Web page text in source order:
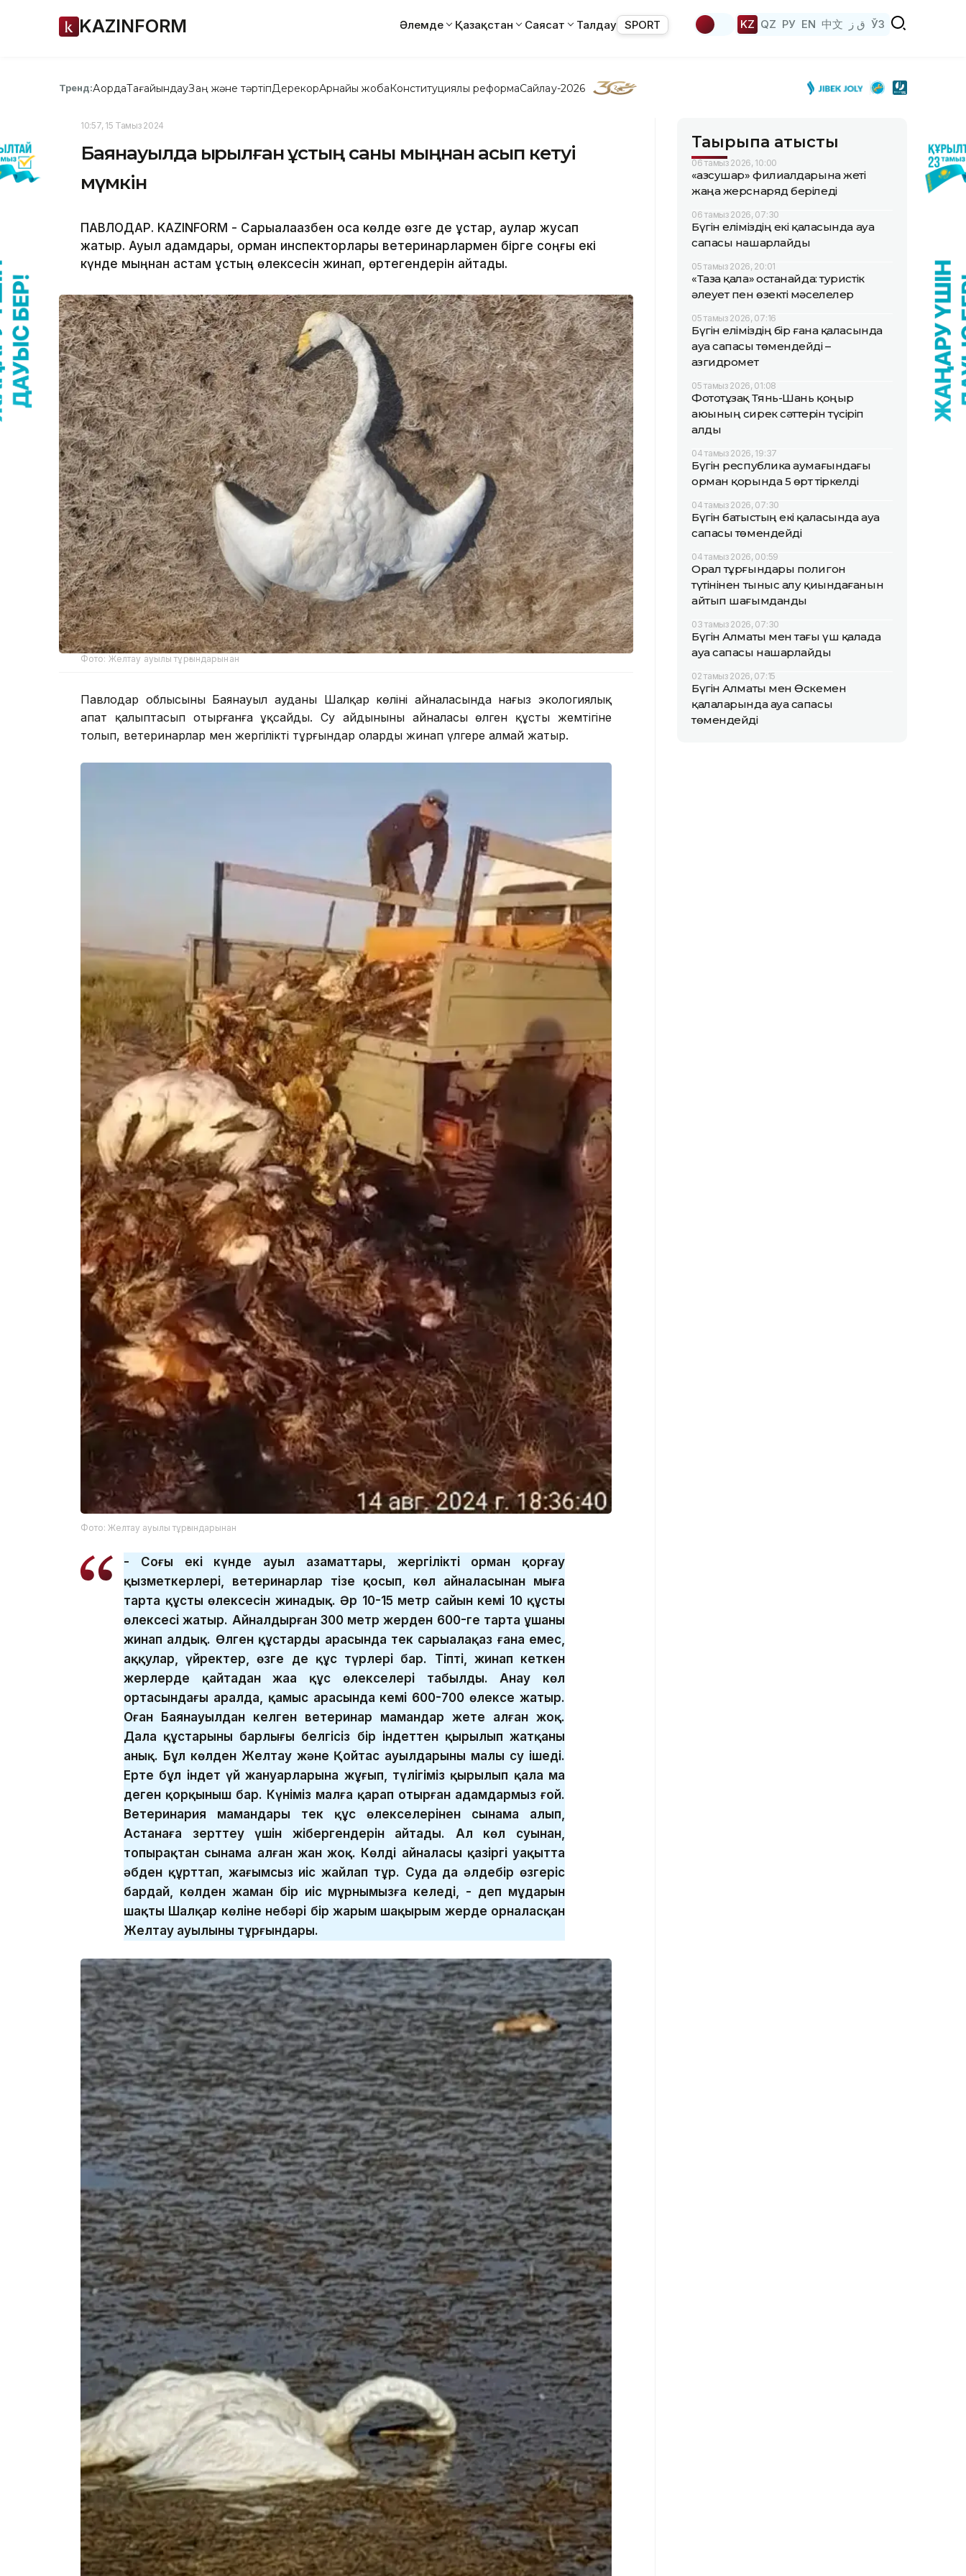
KAZINFORM Әлемде Қазақстан Саясат Талдау SPORT KZ QZ РУ EN 中文 ق ز ЎЗ
Тренд:АқордаТағайындауЗаң және тәртіпДерекқорАрнайы жобаКонституциялық реформаСайлау-2026
10:57, 15 Тамыз 2024
Баянауылда қырылған құстың саны мыңнан асып кетуі
мүмкін
ПАВЛОДАР. KAZINFORM - Сарыалақазбен қоса көлде өзге де құстар, аққулар жусап
жатыр. Ауыл адамдары, орман инспекторлары ветеринарлармен бірге соңғы екі
күнде мыңнан астам құстың өлексесін жинап, өртегендерін айтады.
Фото: Желтау ауылы тұрғындарынан
Павлодар облысының Баянауыл ауданы Шалқар көлінің айналасында нағыз экологиялық
апат қалыптасып отырғанға ұқсайды. Су айдынының айналасы өлген құстың жемтігіне
толып, ветеринарлар мен жергілікті тұрғындар оларды жинап үлгере алмай жатыр.
Фото: Желтау ауылы тұрғындарынан
- Соңғы екі күнде ауыл азаматтары, жергілікті орман қорғау
қызметкерлері, ветеринарлар тізе қосып, көл айналасынан мыңға
тарта құстың өлексесін жинадық. Әр 10-15 метр сайын кемі 10 құстың
өлексесі жатыр. Айналдырған 300 метр жерден 600-ге тарта ұшаны
жинап алдық. Өлген құстардың арасында тек сарыалақаз ғана емес,
аққулар, үйректер, өзге де құс түрлері бар. Тіпті, жинап кеткен
жерлерде қайтадан жаңа құс өлекселері табылды. Анау көл
ортасындағы аралда, қамыс арасында кемі 600-700 өлексе жатыр.
Оған Баянауылдан келген ветеринар мамандар жете алған жоқ.
Дала құстарының барлығы белгісіз бір індеттен қырылып жатқаны
анық. Бұл көлден Желтау және Қойтас ауылдарының малы су ішеді.
Ертең бұл індет үй жануарларына жұғып, түлігіміз қырылып қала ма
деген қорқыныш бар. Күніміз малға қарап отырған адамдармыз ғой.
Ветеринария мамандары тек құс өлекселерінен сынама алып,
Астанаға зерттеу үшін жібергендерін айтады. Ал көл суынан,
топырақтан сынама алған жан жоқ. Көлдің айналасы қазіргі уақытта
әбден құрттап, жағымсыз иіс жайлап тұр. Суда да әлдебір өзгеріс
бардай, көлден жаман бір иіс мұрнымызға келеді, - деп мұңдарын
шақты Шалқар көліне небәрі бір жарым шақырым жерде орналасқан
Желтау ауылының тұрғындары.
Тақырыпқа қатысты
06 тамыз 2026, 10:00
«Қазсушар» филиалдарына жеті
жаңа жерснаряд беріледі
06 тамыз 2026, 07:30
Бүгін еліміздің екі қаласында ауа
сапасы нашарлайды
05 тамыз 2026, 20:01
«Таза қала» Қостанайда: туристік
әлеует пен өзекті мәселелер
05 тамыз 2026, 07:16
Бүгін еліміздің бір ғана қаласында
ауа сапасы төмендейді –
Қазгидромет
05 тамыз 2026, 01:08
Фототұзақ Тянь-Шань қоңыр
аюының сирек сәттерін түсіріп
алды
04 тамыз 2026, 19:37
Бүгін республика аумағындағы
орман қорында 5 өрт тіркелді
04 тамыз 2026, 07:30
Бүгін батыстың екі қаласында ауа
сапасы төмендейді
04 тамыз 2026, 00:59
Орал тұрғындары полигон
түтінінен тыныс алу қиындағанын
айтып шағымданды
03 тамыз 2026, 07:30
Бүгін Алматы мен тағы үш қалада
ауа сапасы нашарлайды
02 тамыз 2026, 07:15
Бүгін Алматы мен Өскемен
қалаларында ауа сапасы
төмендейді